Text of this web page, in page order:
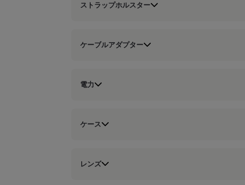
ストラップホルスター
ケーブルアダプター
電力
ケース
レンズ